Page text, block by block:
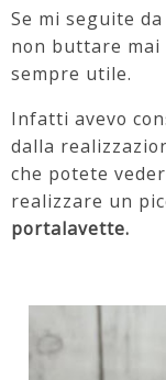
Se mi seguite
non buttare mai
sempre utile.
Infatti avevo
dalla
che potete
realizzare un
portalavette.